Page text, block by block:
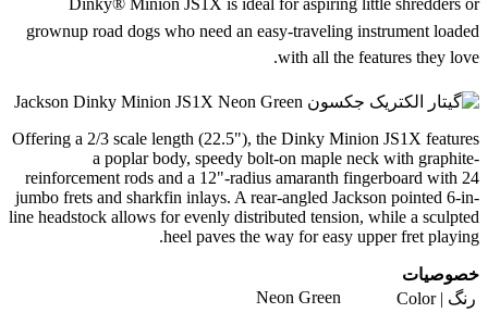
Dinky® Minion JS1X is ideal for aspiring little shredders or
grownup road dogs who need an easy-traveling instrument loaded
with all the features they love.
Offering a 2/3 scale length (22.5"), the Dinky Minion JS1X features
a poplar body, speedy bolt-on maple neck with graphite-
reinforcement rods and a 12"-radius amaranth fingerboard with 24
jumbo frets and sharkfin inlays. A rear-angled Jackson pointed 6-in-
line headstock allows for evenly distributed tension, while a sculpted
heel paves the way for easy upper fret playing.
خصوصیات
رنگ | Color
Neon Green